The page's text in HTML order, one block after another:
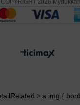
2026 Mydukkan
> a img {